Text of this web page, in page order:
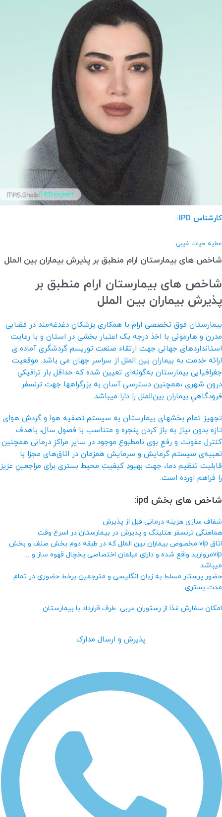
کارشناس IPD:
عطیه حیات غیبی
شاخص های بیمارستان ارام منطبق بر پذیرش بیماران بین الملل
شاخص های بیمارستان ارام منطبق بر
پذیرش بیماران بین الملل
بیمارستان فوق تخصصی ارام با همکاری پزشکانِ دغدغه‌مند در فضایی
مدرن و هارمونی با اخذ درجه یک اعتبار بخشی در استان و با رعایت
استانداردهای جهانی جهت ارتقاء صنعت توریسم گردشگری آماده ی
ارائه خدمت به بیماران بین الملل از سراسر جهان می باشد. موقعیت
جغرافیایی بیمارستان به‌گونه‌ای تعیین شده که حداقل بار ترافیکیِ
درون شهری ،همچنین دسترسی آسان به بزرگراهها جهت ترنسفر
فرودگاهیِ بیماران بین‌الملل را دارا میباشد.
تجهیز تمام بخشهای بیمارستان به سیستم تصفیه هوا و گردش هوای
تازه بدون نیاز به باز کردن پنجره و متناسب با فصول سال، باهدف
کنترل عفونت و رفعِ بوی نامطبوعِ موجود در سایرِ مراکزِ درمانی همچنین
تعبیه‌ی سیستم گرمایش و سرمایش همزمان در اتاق‌های مجزا با
قابلیت تنظیم دما، جهت بهبودِ کیفیتِ محیط بستری برای مراجعینِ عزیز
را فراهم اورده است.
شاخص های بخش ipd:
شفاف سازی هزینه درمانی قبل از پذیرش
هماهنگی ترنسفر هتلینگ و پذیرش در بیمارستان در اسرع وقت
اتاق vip مخصوص بیماران بین الملل که در طبقه دوم بخش صنف و بخش
vipمروارید واقع شده و دارای مبلمان اختصاصی یخچال قهوه ساز و …
میباشد
حضور پرستار مسلط به زبان انگلیسی و مترجمین برخط حضوری در تمام
مدت بستری
امکان سفارش غذا از رستوران عربی طرف قرارداد با بیمارستان
پذیرش و ارسال مدارک